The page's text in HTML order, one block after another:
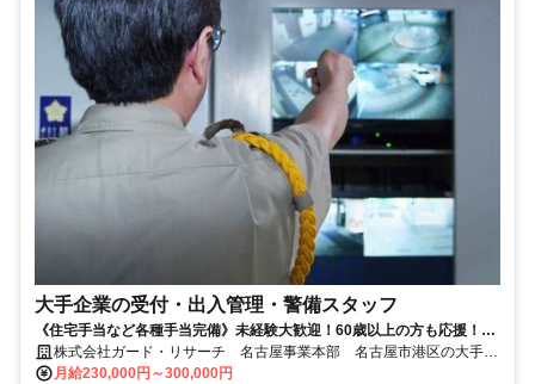
大手企業の受付・出入管理・警備スタッフ
《住宅手当など各種手当完備》未経験大歓迎！60歳以上の方も応援！大
手企業で安定的な生活がしたい方におすすめ♪
株式会社ガード・リサーチ 名古屋事業本部 名古屋市港区の大手化
学メーカー工場
月給230,000円～300,000円